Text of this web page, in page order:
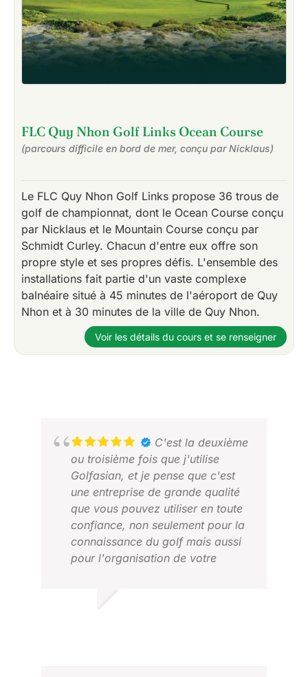
FLC Quy Nhon Golf Links Ocean Course
(parcours difficile en bord de mer, conçu par Nicklaus)
Le FLC Quy Nhon Golf Links propose 36 trous de
golf de championnat, dont le Ocean Course conçu
par Nicklaus et le Mountain Course conçu par
Schmidt Curley. Chacun d'entre eux offre son
propre style et ses propres défis. L'ensemble des
installations fait partie d'un vaste complexe
balnéaire situé à 45 minutes de l'aéroport de Quy
Nhon et à 30 minutes de la ville de Quy Nhon.
Voir les détails du cours et se renseigner
C'est la deuxième
ou troisième fois que j'utilise
Golfasian, et je pense que c'est
une entreprise de grande qualité
que vous pouvez utiliser en toute
confiance, non seulement pour la
connaissance du golf mais aussi
pour l'organisation de votre
auparavant, je pense qu'il serait